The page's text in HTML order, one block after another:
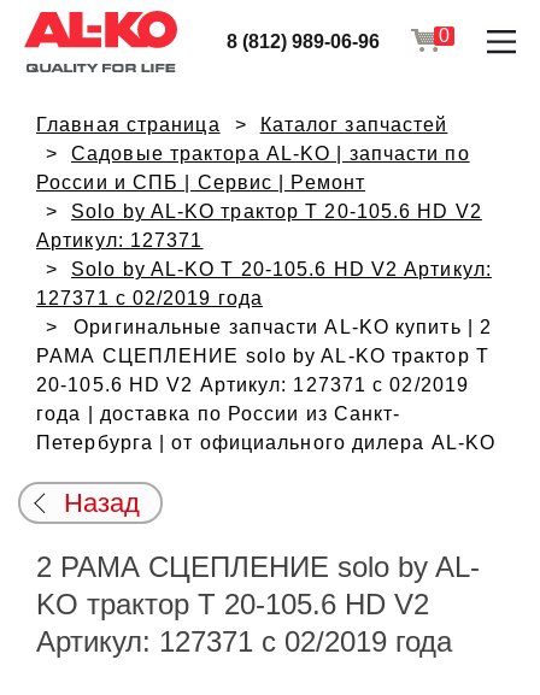
8 (812) 989-06-96 0
Главная страница
Каталог запчастей
Садовые трактора AL-KO | запчасти по
России и СПБ | Сервис | Ремонт
Solo by AL-KO трактор T 20-105.6 HD V2
Артикул: 127371
Solo by AL-KO T 20-105.6 HD V2 Артикул:
127371 с 02/2019 года
Оригинальные запчасти AL-KO купить | 2
РАМА СЦЕПЛЕНИЕ solo by AL-KO трактор T
20-105.6 HD V2 Артикул: 127371 с 02/2019
года | доставка по России из Санкт-
Петербурга | от официального дилера AL-KO
Назад
2 РАМА СЦЕПЛЕНИЕ solo by AL-
KO трактор T 20-105.6 HD V2
Артикул: 127371 с 02/2019 года